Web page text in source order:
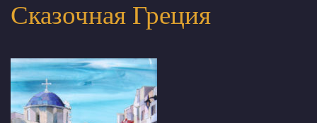
Сказочная Греция